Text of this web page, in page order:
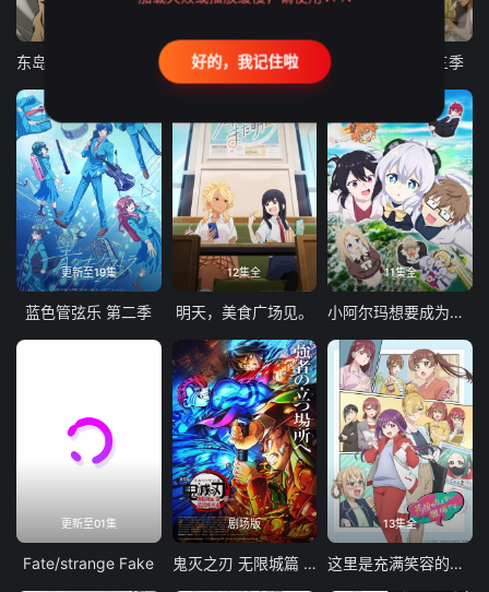
古诺希亚 致不灭的你 第三季
更新至19集
蓝色管弦乐 第二季
12集全
明天，美食广场见。
11集全
小阿尔玛想要成为家人
更新至01集
Fate/strange Fake
剧场版
鬼灭之刃 无限城篇 第一章 猗窝座再袭
13集全
这里是充满笑容的职场。
好的，我记住啦